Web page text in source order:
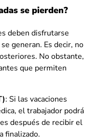
se pierden?
deben disfrutarse
generan. Es decir, no
No obstante,
que permiten
: Si las vacaciones
el trabajador podrá
después de recibir el
finalizado.